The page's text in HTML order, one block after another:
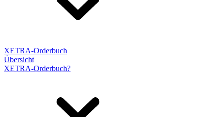
XETRA-Orderbuch
Übersicht
XETRA-Orderbuch?